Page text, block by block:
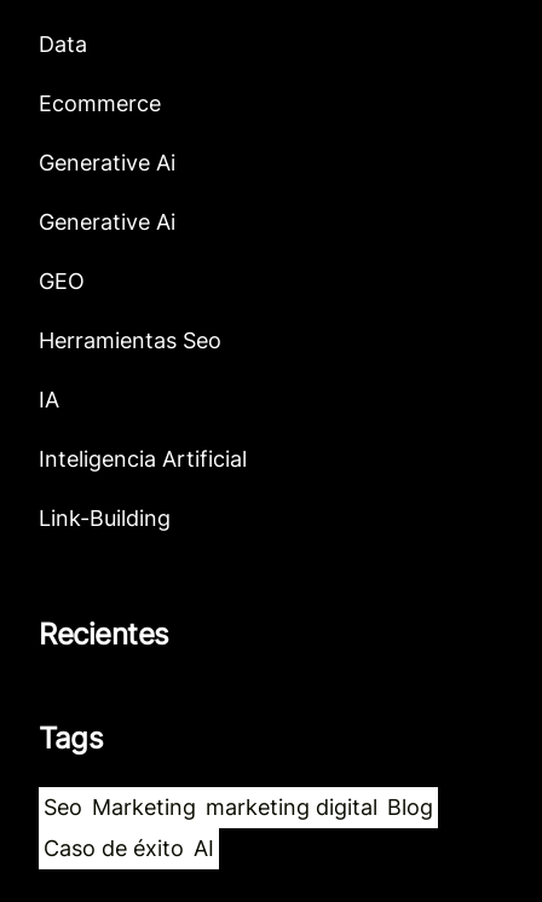
Data
Ecommerce
Generative Ai
Generative Ai
GEO
Herramientas Seo
IA
Inteligencia Artificial
Link-Building
Recientes
Tags
Seo Marketing marketing digital Blog
Caso de éxito AI